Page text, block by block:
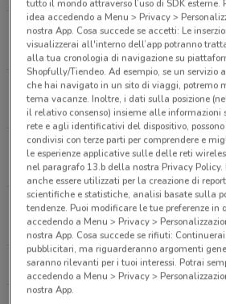
VIA TRIESTE, 24 Villa Vicentina
7.2 km
Via Ugo Foscolo, 12
9.6 km
Via Torreno, 3 Cervignano Del
12.5 km
Via Sotto Rive, 30 San
18 km
tutto il mondo attraverso l’uso di SDK esterne.
idea accedendo a Menu > Privacy >
nostra App. Cosa succede se accetti: Le
visualizzerai all'interno dell’app potranno
alla tua cronologia di navigazione su
Shopfully/Tiendeo. Ad esempio, se un
che hai navigato in un sito di viaggi, potremo
tema vacanze. Inoltre, i dati sulla posizione
il relativo consenso) insieme alle informazioni
rete e agli identificativi del dispositivo, possono
condivisi con terze parti per comprendere e
le esperienze applicative sulle delle reti
nel paragrafo 13.b della nostra Privacy Policy.
anche essere utilizzati per la creazione di
scientifiche e statistiche, analisi basate sulla
tendenze. Puoi modificare le tue preferenze in
accedendo a Menu > Privacy >
nostra App. Cosa succede se rifiuti:
pubblicitari, ma riguarderanno argomenti
saranno rilevanti per i tuoi interessi. Potrai
accedendo a Menu > Privacy >
nostra App.